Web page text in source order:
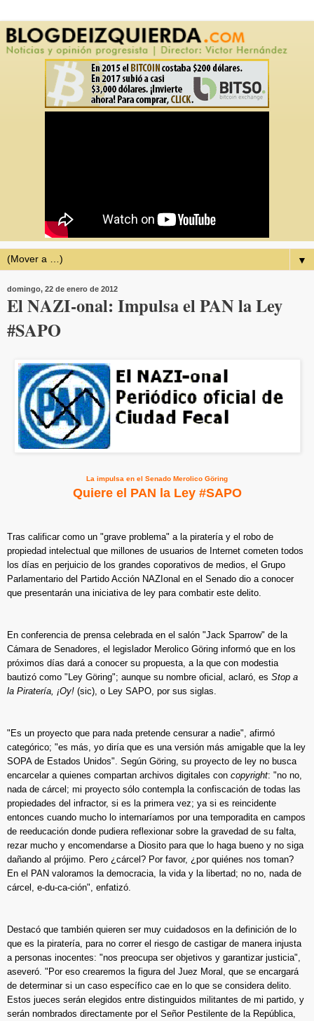
▼
domingo, 22 de enero de 2012
El NAZI-onal: Impulsa el PAN la Ley
#SAPO
La impulsa en el Senado Merolico Göring
Quiere el PAN la Ley #SAPO
Tras calificar como un "grave problema" a la piratería y el robo de
propiedad intelectual que millones de usuarios de Internet cometen todos
los días en perjuicio de los grandes coporativos de medios, el Grupo
Parlamentario del Partido Acción NAZIonal en el Senado dio a conocer
que presentarán una iniciativa de ley para combatir este delito.
En conferencia de prensa celebrada en el salón "Jack Sparrow" de la
Cámara de Senadores, el legislador Merolico Göring informó que en los
próximos días dará a conocer su propuesta, a la que con modestia
bautizó como "Ley Göring"; aunque su nombre oficial, aclaró, es Stop a
la Piratería, ¡Oy! (sic), o Ley SAPO, por sus siglas.
"Es un proyecto que para nada pretende censurar a nadie", afirmó
categórico; "es más, yo diría que es una versión más amigable que la ley
SOPA de Estados Unidos". Según Göring, su proyecto de ley no busca
encarcelar a quienes compartan archivos digitales con copyright: "no no,
nada de cárcel; mi proyecto sólo contempla la confiscación de todas las
propiedades del infractor, si es la primera vez; ya si es reincidente
entonces cuando mucho lo internaríamos por una temporadita en campos
de reeducación donde pudiera reflexionar sobre la gravedad de su falta,
rezar mucho y encomendarse a Diosito para que lo haga bueno y no siga
dañando al prójimo. Pero ¿cárcel? Por favor, ¿por quiénes nos toman?
En el PAN valoramos la democracia, la vida y la libertad; no no, nada de
cárcel, e-du-ca-ción", enfatizó.
Destacó que también quieren ser muy cuidadosos en la definición de lo
que es la piratería, para no correr el riesgo de castigar de manera injusta
a personas inocentes: "nos preocupa ser objetivos y garantizar justicia",
aseveró. "Por eso crearemos la figura del Juez Moral, que se encargará
de determinar si un caso específico cae en lo que se considera delito.
Estos jueces serán elegidos entre distinguidos militantes de mi partido, y
serán nombrados directamente por el Señor Pestilente de la República,